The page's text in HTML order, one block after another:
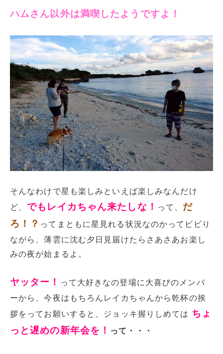
ハムさん以外は満喫したようですよ！
そんなわけで星も楽しみといえば楽しみなんだけ
ど、 でもレイカちゃん来たしな！ って、 だ
ろ！？ ってまともに星見れる状況なのかってビビり
ながら、薄雲に沈む夕日見届けたらさあさあお楽し
みの夜が始まるよ。
ヤッター！
って大好きなの登場に大喜びのメンバ
ーから、今夜はもちろんレイカちゃんから乾杯の挨
拶をってお願いすると、ジョッキ握りしめては ちょ
っと遅めの新年会を！ って・・・